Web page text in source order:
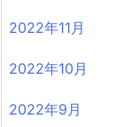
2022年11月
2022年10月
2022年9月